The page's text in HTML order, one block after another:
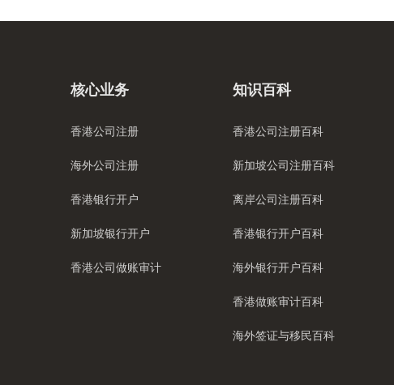
核心业务
香港公司注册
海外公司注册
香港银行开户
新加坡银行开户
香港公司做账审计
知识百科
香港公司注册百科
新加坡公司注册百科
离岸公司注册百科
香港银行开户百科
海外银行开户百科
香港做账审计百科
海外签证与移民百科